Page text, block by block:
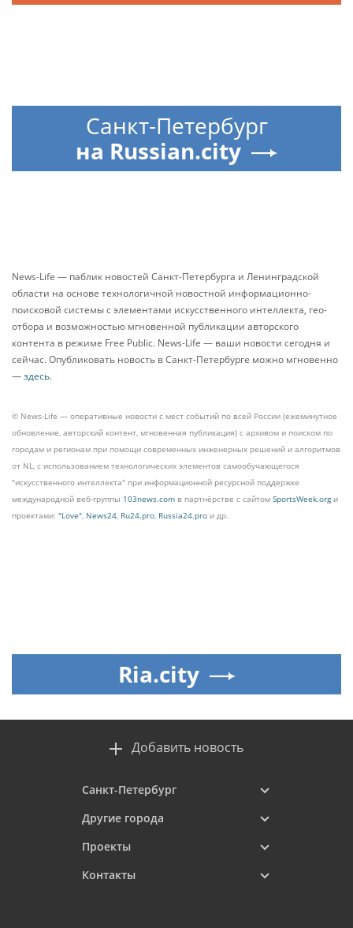
Санкт-Петербург
на Russian.city
News-Life — паблик новостей Санкт-Петербурга и Ленинградской
области на основе технологичной новостной информационно-
поисковой системы с элементами искусственного интеллекта, гео-
отбора и возможностью мгновенной публикации авторского
контента в режиме Free Public. News-Life — ваши новости сегодня и
сейчас. Опубликовать новость в Санкт-Петербурге можно мгновенно
—здесь.
© News-Life — оперативные новости с мест событий по всей России (ежеминутное
обновление, авторский контент, мгновенная публикация) с архивом и поиском по
городам и регионам при помощи современных инженерных решений и алгоритмов
от NL, с использованием технологических элементов самообучающегося
"искусственного интеллекта" при информационной ресурсной поддержке
международной веб-группы 103news.com в партнёрстве с сайтом SportsWeek.orgи
проектами: "Love", News24, Ru24.pro, Russia24.pro и др.
Ria.city
Добавить новость
Санкт-Петербург
Другие города
Проекты
Контакты